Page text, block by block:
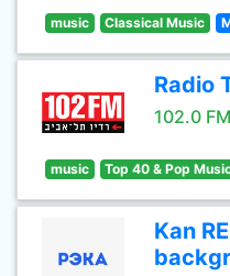
music Classical Music
Radio
102.0 FM
music Top 40 & Pop
Kan